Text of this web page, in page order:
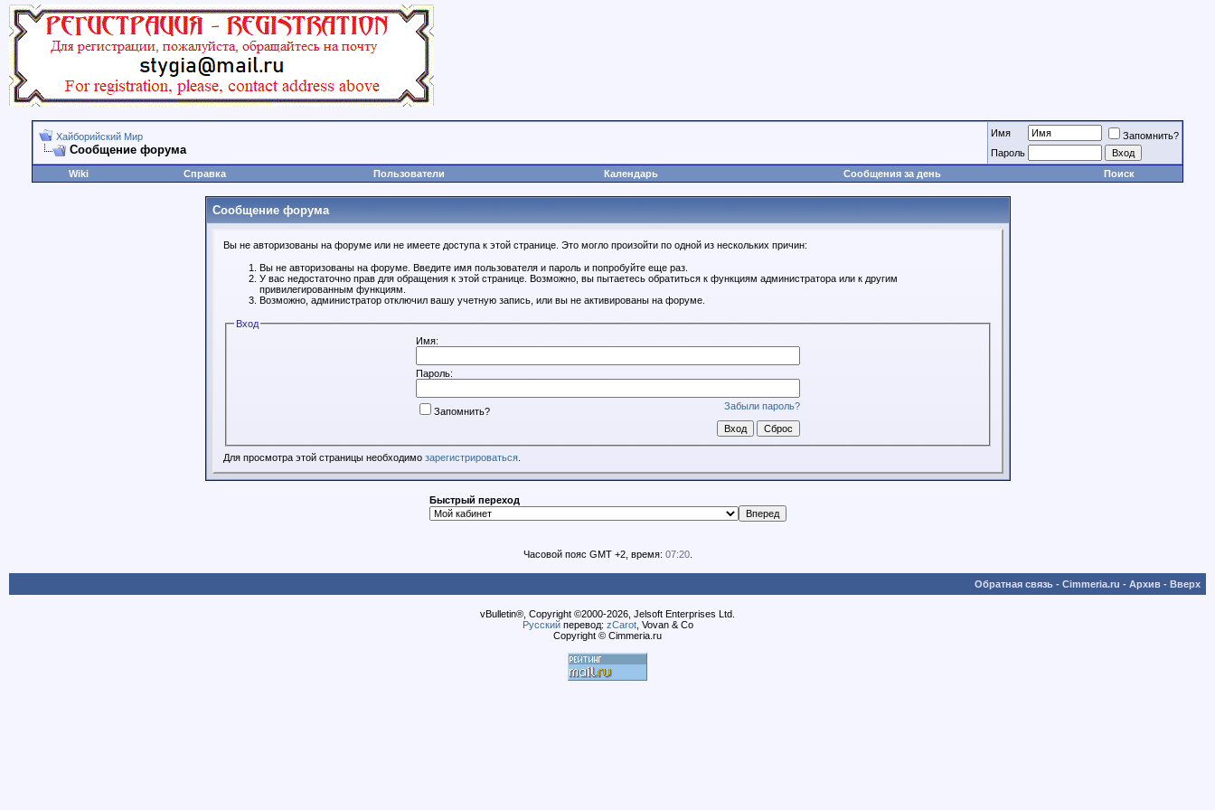
Хайборийский Мир
Сообщение форума
Имя
Запомнить?
Пароль
Wiki
Справка Пользователи Календарь Сообщения за день Поиск
Сообщение форума
Вы не авторизованы на форуме или не имеете доступа к этой странице. Это могло произойти по одной из нескольких причин:
Вы не авторизованы на форуме. Введите имя пользователя и пароль и попробуйте еще раз.
У вас недостаточно прав для обращения к этой странице. Возможно, вы пытаетесь обратиться к функциям администратора или к другим
привилегированным функциям.
Возможно, администратор отключил вашу учетную запись, или вы не активированы на форуме.
Вход
Имя:
Пароль:
Забыли пароль?
Запомнить?
Для просмотра этой страницы необходимо зарегистрироваться.
Быстрый переход
Часовой пояс GMT +2, время: 07:20.
Обратная связь - Cimmeria.ru - Архив - Вверх
vBulletin®, Copyright ©2000-2026, Jelsoft Enterprises Ltd.
Русскийперевод: zCarot, Vovan & Co
Copyright © Cimmeria.ru